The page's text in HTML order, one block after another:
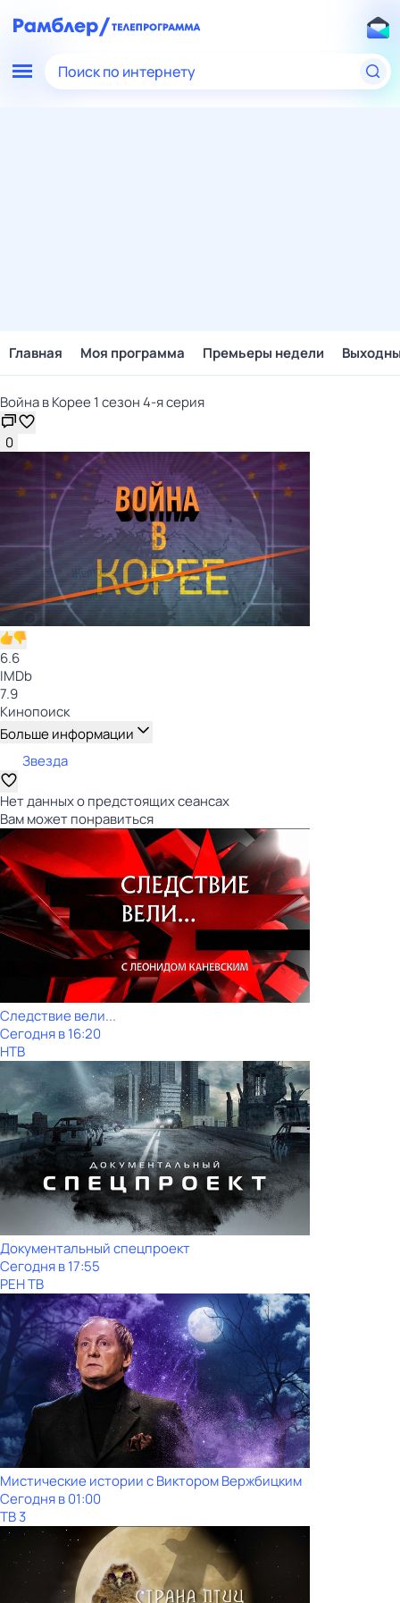
Поиск по интернету
Главная Моя программа Премьеры недели
Война в Корее 1 сезон 4-я серия
0
6.6
IMDb
7.9
Кинопоиск
Больше информации
Звезда
Нет данных о предстоящих сеансах
Вам может понравиться
Следствие вели...
Сегодня в 16:20
НТВ
Документальный спецпроект
Сегодня в 17:55
РЕН ТВ
Мистические истории с Виктoром Bержбицким
Сегодня в 01:00
ТВ 3